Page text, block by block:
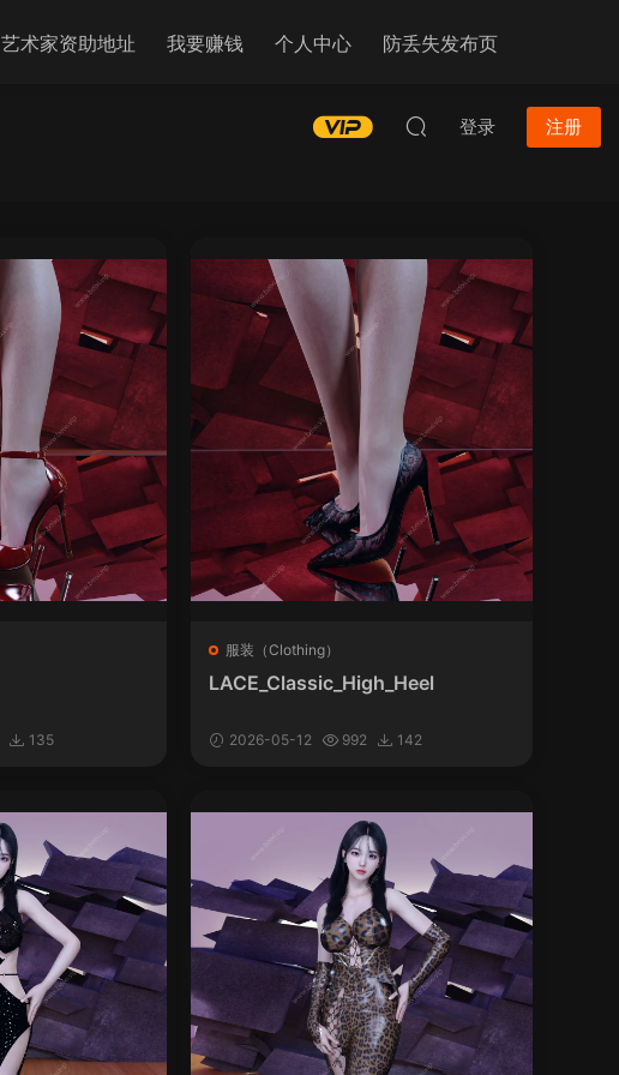
艺术家资助地址 我要赚钱 个人中心 防丢失发布页
登录 注册
135
服装（Clothing）
LACE_Classic_High_Heel
2026-05-12 992 142